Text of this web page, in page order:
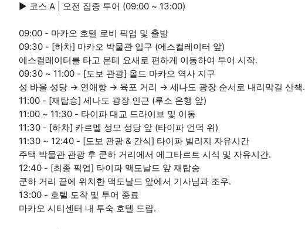
▶ 코스 A | 오전 집중 투어 (09:00 ~ 13:00)
09:00 - 마카오 호텔 로비 픽업 및 출발
09:30 - [하차] 마카오 박물관 입구 (에스컬레이터 앞)
에스컬레이터를 타고 몬테 요새로 편하게 이동하여 투어 시작.
09:30 ~ 11:00 - [도보 관광] 올드 마카오 역사 지구
성 바울 성당 → 연애항 → 육포 거리 → 세나도 광장 순서로 내리막길 산책.
11:00 - [재탑승] 세나도 광장 인근 (루소 은행 앞)
11:00 ~ 11:30 - 타이파 대교 드라이브 및 이동
11:30 - [하차] 카르멜 성모 성당 앞 (타이파 언덕 위)
11:30 ~ 12:40 - [도보 관광 & 간식] 타이파 빌리지 자유시간
주택 박물관 관광 후 쿤하 거리에서 에그타르트 시식 및 자유시간.
12:40 - [최종 픽업] 타이파 맥도날드 앞 재탑승
쿤하 거리 끝에 위치한 맥도날드 앞에서 기사님과 조우.
13:00 - 호텔 도착 및 투어 종료
마카오 시티센터 내 투숙 호텔 드랍.